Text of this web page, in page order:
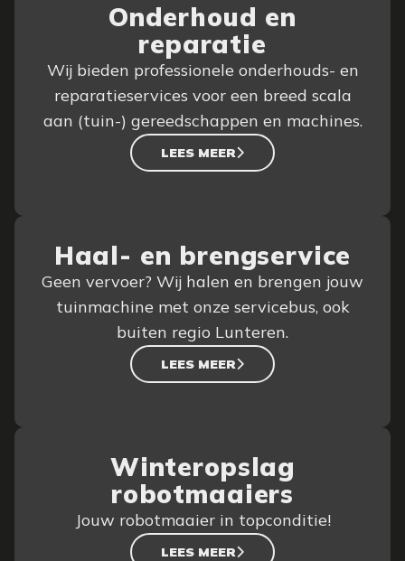
Onderhoud en
reparatie
Wij bieden professionele onderhouds- en
reparatieservices voor een breed scala
aan (tuin-) gereedschappen en machines.
LEES MEER
Haal- en brengservice
Geen vervoer? Wij halen en brengen jouw
tuinmachine met onze servicebus, ook
buiten regio Lunteren.
LEES MEER
Winteropslag
robotmaaiers
Jouw robotmaaier in topconditie!
LEES MEER